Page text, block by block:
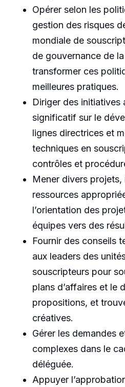
Opérer selon les
gestion des risques
mondiale de
de gouvernance de
transformer ces
meilleures pratiques.
Diriger des initiatives
significatif sur le
lignes directrices et
techniques en
contrôles et
Mener divers projets,
ressources
l’orientation des
équipes vers des
Fournir des conseils
aux leaders des
souscripteurs pour
plans d’affaires et le
propositions, et
créatives.
Gérer les demandes
complexes dans le
déléguée.
Appuyer